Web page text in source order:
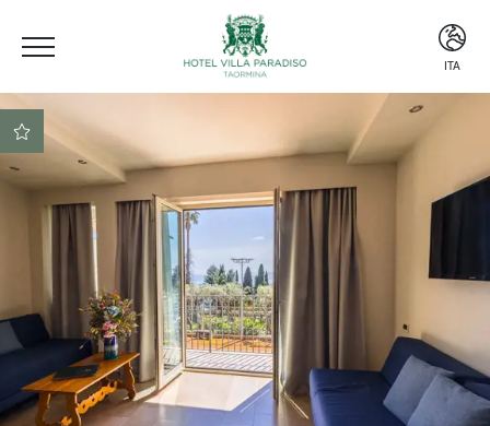
ITA
Posizione centrale
Beach club incluso nel
Prenotazione sicura al
miglior prezzo